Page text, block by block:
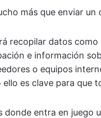
más que enviar
recopilar datos
e información
o equipos
ello es clave para
donde entra en juego